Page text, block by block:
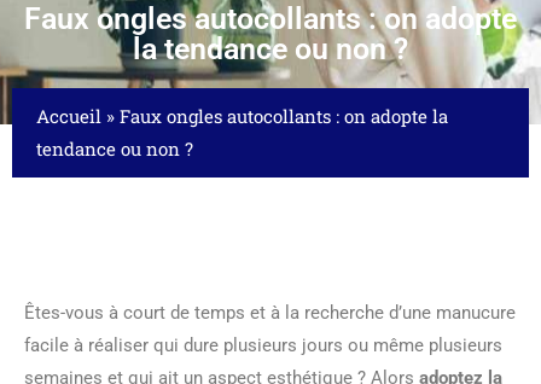
Faux ongles autocollants : on adopte
la tendance ou non ?
Accueil » Faux ongles autocollants : on adopte la
tendance ou non ?
Êtes-vous à court de temps et à la recherche d’une manucure
facile à réaliser qui dure plusieurs jours ou même plusieurs
semaines et qui ait un aspect esthétique ? Alors adoptez la